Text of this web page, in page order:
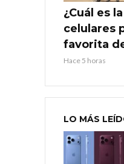
¿Cuál es
celulares
favorita
Hace 5 horas
LO MÁS